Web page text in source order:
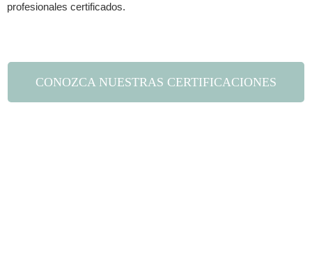
profesionales certificados.
CONOZCA NUESTRAS CERTIFICACIONES